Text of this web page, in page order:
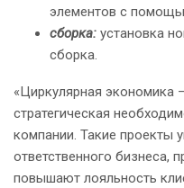
элементов с
сборка: установка
сборка.
«Циркулярная экономика
стратегическая
компании. Такие проекты
ответственного бизнеса,
повышают лояльность